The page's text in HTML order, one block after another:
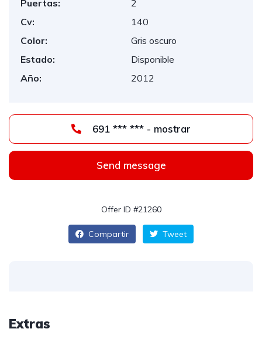
Puertas:
2
Cv:
140
Color:
Gris oscuro
Estado:
Disponible
Año:
2012
691 *** *** - mostrar
Send message
Offer ID #21260
Compartir Tweet
Extras